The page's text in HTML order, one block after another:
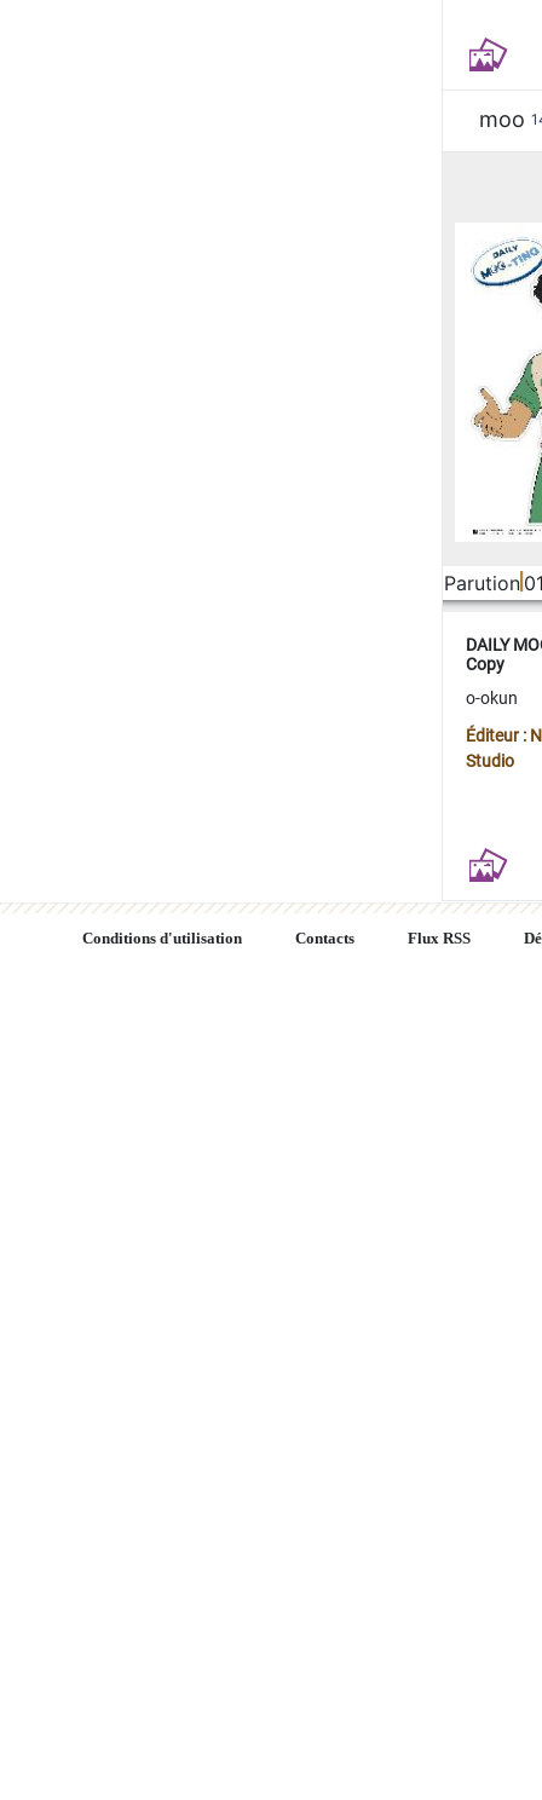
moo
Parution
DAILY
Copy
o-okun
Éditeur :
Studio
Conditions d'utilisation Contacts Flux RSS